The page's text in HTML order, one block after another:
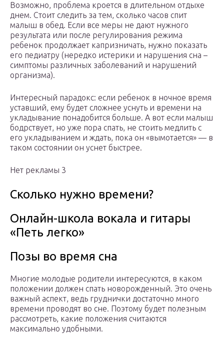
Возможно, проблема кроется в длительном отдыхе
днем. Стоит следить за тем, сколько часов спит
малыш в обед. Если все меры не дают нужного
результата или после регулирования режима
ребенок продолжает капризничать, нужно показать
его педиатру (нередко истерики и нарушения сна –
симптомы различных заболеваний и нарушений
организма).
Интересный парадокс: если ребенок в ночное время
уставший, ему будет сложнее уснуть и времени на
укладывание понадобится больше. А вот если малыш
бодрствует, но уже пора спать, не стоить медлить с
его укладыванием и ждать, пока он «вымотается» — в
таком состоянии он уснет быстрее.
Нет рекламы 3
Сколько нужно времени?
Онлайн-школа вокала и гитары
«Петь легко»
Позы во время сна
Многие молодые родители интересуются, в каком
положении должен спать новорожденный. Это очень
важный аспект, ведь груднички достаточно много
времени проводят во сне. Поэтому будет полезным
рассмотреть, какие положения считаются
максимально удобными.